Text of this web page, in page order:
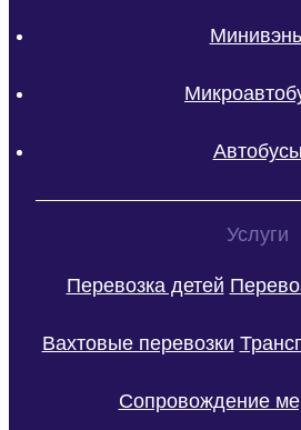
Автобусы
Услуги
Перевозка детей
Вахтовые перевозки
Сопровождение